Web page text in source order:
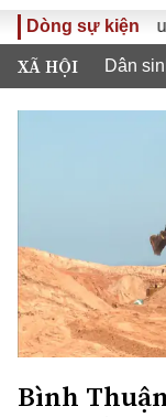
Dòng sự kiện
Đưa Nghị quyết Đại
XÃ HỘI Dân
Bình